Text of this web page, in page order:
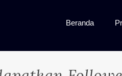
Beranda